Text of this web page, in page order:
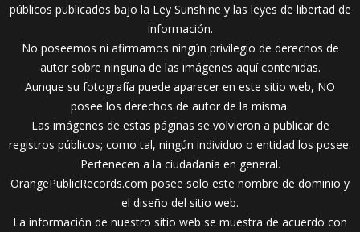
públicos publicados bajo la Ley Sunshine y las leyes de libertad de
información.
No poseemos ni afirmamos ningún privilegio de derechos de
autor sobre ninguna de las imágenes aquí contenidas.
Aunque su fotografía puede aparecer en este sitio web, NO
posee los derechos de autor de la misma.
Las imágenes de estas páginas se volvieron a publicar de
registros públicos; como tal, ningún individuo o entidad los posee.
Pertenecen a la ciudadanía en general.
OrangePublicRecords.com posee solo este nombre de dominio y
el diseño del sitio web.
La información de nuestro sitio web se muestra de acuerdo con